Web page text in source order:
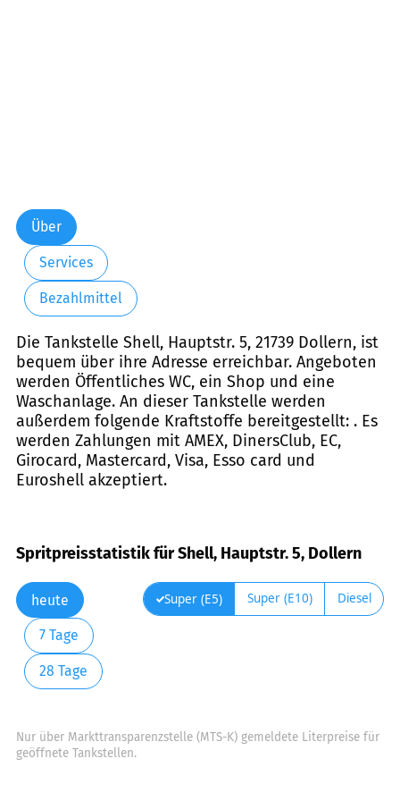
Über
Services
Bezahlmittel
Die Tankstelle Shell, Hauptstr. 5, 21739 Dollern, ist
bequem über ihre Adresse erreichbar. Angeboten
werden Öffentliches WC, ein Shop und eine
Waschanlage. An dieser Tankstelle werden
außerdem folgende Kraftstoffe bereitgestellt: . Es
werden Zahlungen mit AMEX, DinersClub, EC,
Girocard, Mastercard, Visa, Esso card und
Euroshell akzeptiert.
Spritpreisstatistik für Shell, Hauptstr. 5, Dollern
heute
7 Tage
28 Tage
Super (E5) Super (E10) Diesel
Nur über Markttransparenzstelle (MTS-K) gemeldete Literpreise für
geöffnete Tankstellen.